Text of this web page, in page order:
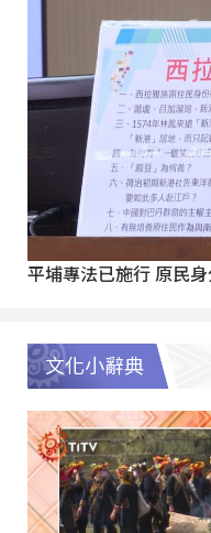
平埔專法已施行 原民
文化小辭典